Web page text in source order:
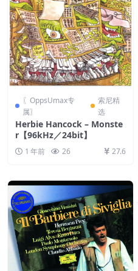
〖OppsUmax专
属〗
索尼精
选
Herbie Hancock – Monste
r【96kHz／24bit】
1 年前 26 27.6